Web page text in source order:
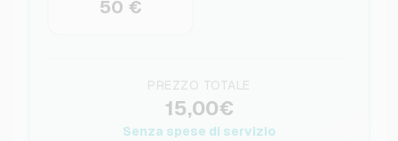
50 €
PREZZO TOTALE
15,00€
Senza spese di servizio